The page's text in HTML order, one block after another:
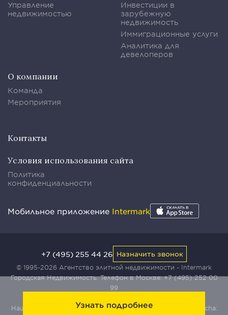
Узнать подробнее
Управление
недвижимостью
Инвестиции в
зарубежную
недвижимость
Иммиграционные услуги
Аналитика для
девелоперов
О компании
Команда
Мероприятия
Контакты
Условия использования сайта
Политика
конфиденциальности
Мобильное приложение Intermark
© 1995-2026 Агентство элитной недвижимости - Intermark
Городская Недвижимость. Телефон в Москве:+7 (495) 252 00
99
Наш сайт защищен с помощью сервиса Yandex SmartCaptcha:
+7 (495) 255 44 26 Назначить звонок